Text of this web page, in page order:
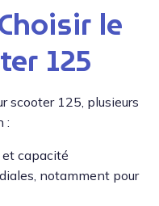
le
125
scooter 125, plusieurs
:
capacité
notamment pour